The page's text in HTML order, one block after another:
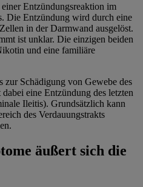
Entzündungsreaktion im
Die Entzündung wird durch eine
in der Darmwand ausgelöst.
ist unklar. Die einzigen beiden
und eine familiäre
Schädigung von Gewebe des
eine Entzündung des letzten
Ileitis). Grundsätzlich kann
des Verdauungstrakts
äußert sich die